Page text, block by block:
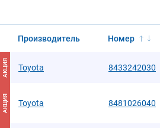
Производитель Номер
АКЦИЯ Toyota 8433242030
АКЦИЯ Toyota 8481026040